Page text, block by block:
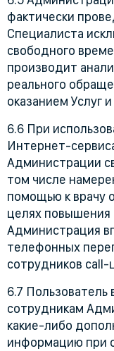
фактически
Специалиста
свободного
производит
реального
оказанием Услуг
6.6 При
Интернет-
Администрации
том числе
помощью к врачу
целях повышения
Администрация
телефонных
сотрудников
6.7 Пользователь
сотрудникам
какие-либо
информацию при